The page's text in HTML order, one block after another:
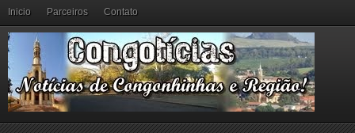
Inicio Parceiros Contato